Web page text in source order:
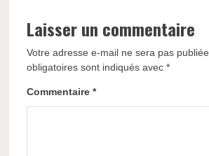
Laisser un commentaire
Votre adresse e-mail ne sera pas publiée.
obligatoires sont indiqués avec*
Commentaire*